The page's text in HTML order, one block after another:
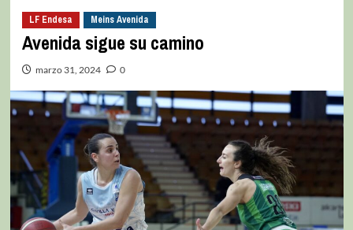
LF Endesa Meins Avenida
Avenida sigue su camino
marzo 31, 2024 0